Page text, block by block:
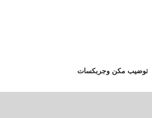
توضيب مكن وجربكسات